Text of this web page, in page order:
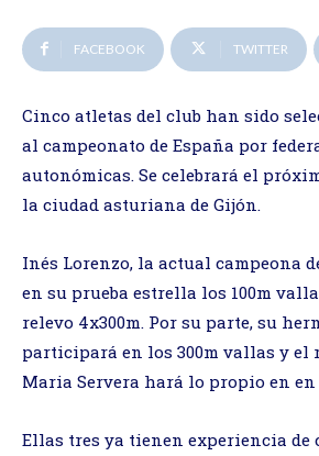
FACEBOOK TWITTER
Cinco atletas del club han sido
al campeonato de España por
autonómicas. Se celebrará el
la ciudad asturiana de Gijón.
Inés Lorenzo, la actual campeona
en su prueba estrella los 100m
relevo 4x300m. Por su parte, su
participará en los 300m vallas y el
Maria Servera hará lo propio en
Ellas tres ya tienen experiencia de